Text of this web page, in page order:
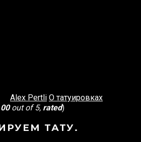
Alex Pertli О татуировках
out of 5, rated)
ТАТУ.